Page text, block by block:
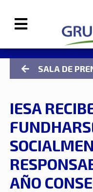
SALA DE
IESA
AÑO